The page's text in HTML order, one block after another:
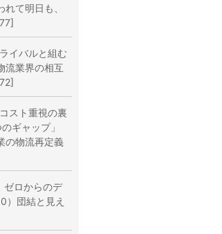
て明日も、
イバルと組む
流業界の相互
スト重視の裏
ギャップ」
の物流再定義
ロからのデ
）団結と見え